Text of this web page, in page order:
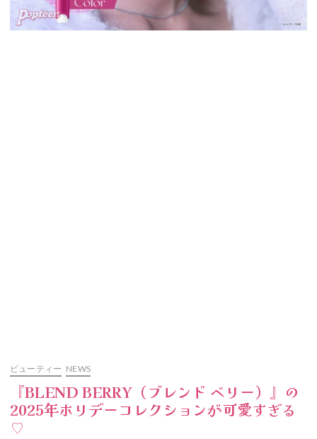
ビューティー NEWS
『BLEND BERRY（ブレンド ベリー）』の
2025年ホリデーコレクションが可愛すぎる
♡